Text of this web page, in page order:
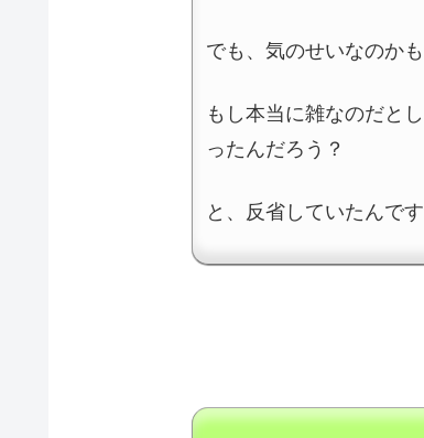
でも、気のせいなのか
もし本当に雑なのだと
ったんだろう？
と、反省していたんです